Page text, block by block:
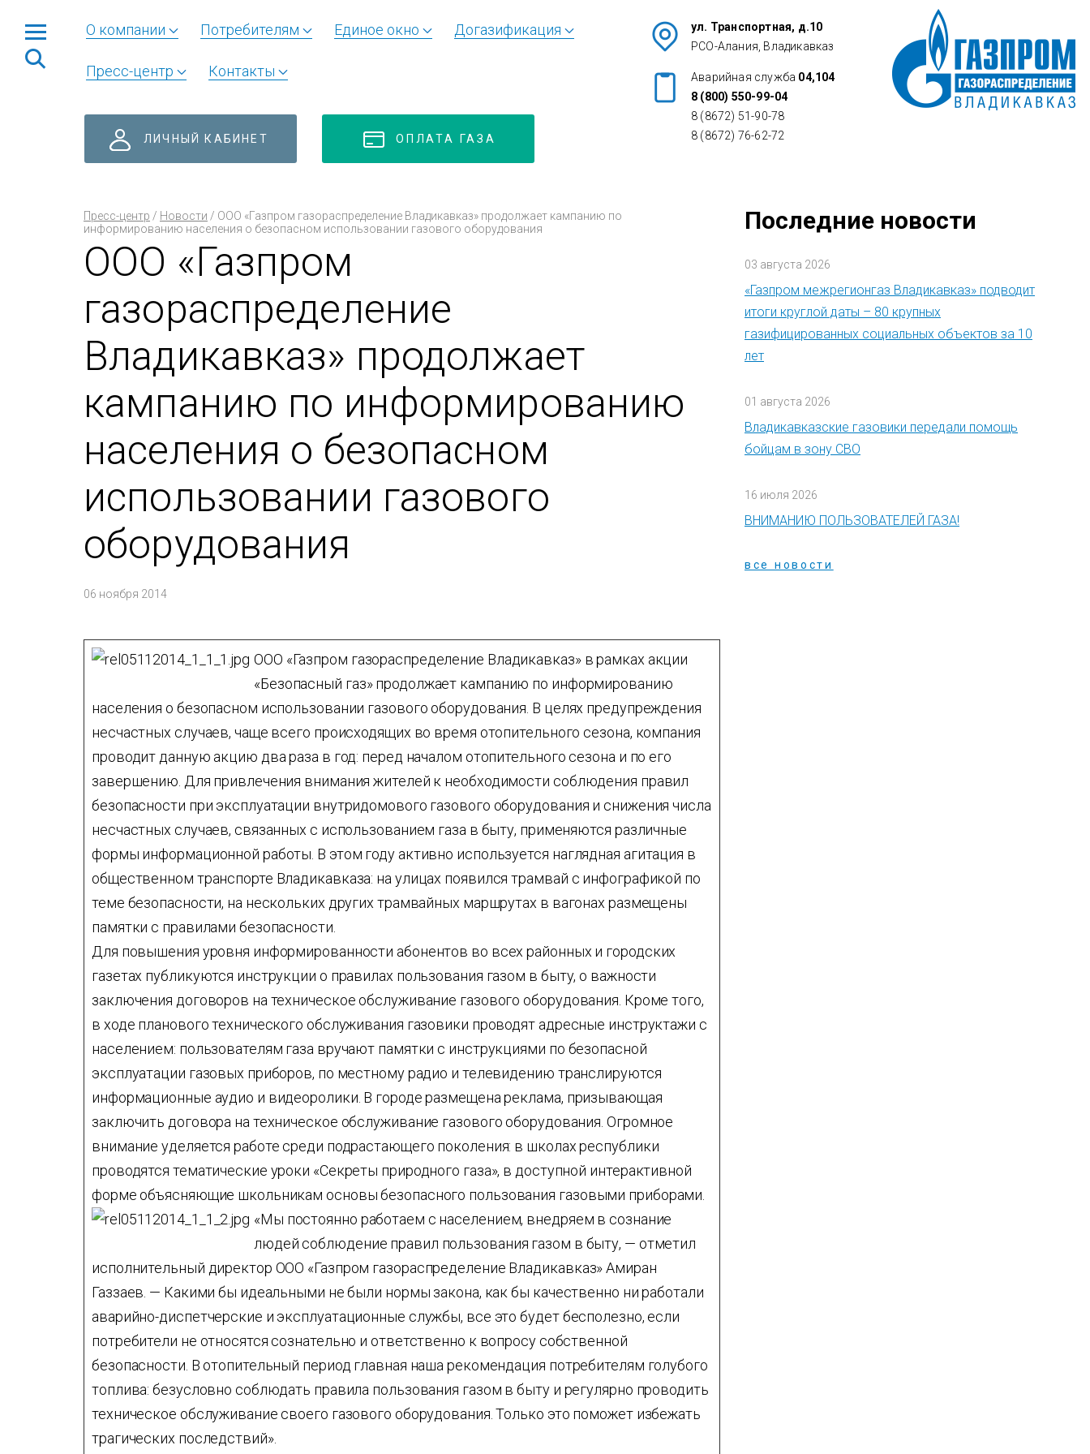
О компании Потребителям Единое окно Догазификация
Пресс-центр Контакты
ЛИЧНЫЙ КАБИНЕТ ОПЛАТА ГАЗА
ул. Транспортная, д.10
РСО-Алания, Владикавказ
Аварийная служба 04,104
8 (800) 550-99-04
8 (8672) 51-90-78
8 (8672) 76-62-72
Пресс-центр / Новости / ООО «Газпром газораспределение Владикавказ» продолжает кампанию по
информированию населения о безопасном использовании газового оборудования
ООО «Газпром
газораспределение
Владикавказ» продолжает
кампанию по информированию
населения о безопасном
использовании газового
оборудования
06 ноября 2014
ООО «Газпром газораспределение Владикавказ» в рамках акции
«Безопасный газ» продолжает кампанию по информированию
населения о безопасном использовании газового оборудования. В целях предупреждения
несчастных случаев, чаще всего происходящих во время отопительного сезона, компания
проводит данную акцию два раза в год: перед началом отопительного сезона и по его
завершению. Для привлечения внимания жителей к необходимости соблюдения правил
безопасности при эксплуатации внутридомового газового оборудования и снижения числа
несчастных случаев, связанных с использованием газа в быту, применяются различные
формы информационной работы. В этом году активно используется наглядная агитация в
общественном транспорте Владикавказа: на улицах появился трамвай с инфографикой по
теме безопасности, на нескольких других трамвайных маршрутах в вагонах размещены
памятки с правилами безопасности.
Для повышения уровня информированности абонентов во всех районных и городских
газетах публикуются инструкции о правилах пользования газом в быту, о важности
заключения договоров на техническое обслуживание газового оборудования. Кроме того,
в ходе планового технического обслуживания газовики проводят адресные инструктажи с
населением: пользователям газа вручают памятки с инструкциями по безопасной
эксплуатации газовых приборов, по местному радио и телевидению транслируются
информационные аудио и видеоролики. В городе размещена реклама, призывающая
заключить договора на техническое обслуживание газового оборудования. Огромное
внимание уделяется работе среди подрастающего поколения: в школах республики
проводятся тематические уроки «Секреты природного газа», в доступной интерактивной
форме объясняющие школьникам основы безопасного пользования газовыми приборами.
«Мы постоянно работаем с населением, внедряем в сознание
людей соблюдение правил пользования газом в быту, — отметил
исполнительный директор ООО «Газпром газораспределение Владикавказ» Амиран
Газзаев. — Какими бы идеальными не были нормы закона, как бы качественно ни работали
аварийно-диспетчерские и эксплуатационные службы, все это будет бесполезно, если
потребители не относятся сознательно и ответственно к вопросу собственной
безопасности. В отопительный период главная наша рекомендация потребителям голубого
топлива: безусловно соблюдать правила пользования газом в быту и регулярно проводить
техническое обслуживание своего газового оборудования. Только это поможет избежать
трагических последствий».
Последние новости
03 августа 2026
«Газпром межрегионгаз Владикавказ» подводит
итоги круглой даты – 80 крупных
газифицированных социальных объектов за 10
лет
01 августа 2026
Владикавказские газовики передали помощь
бойцам в зону СВО
16 июля 2026
ВНИМАНИЮ ПОЛЬЗОВАТЕЛЕЙ ГАЗА!
все новости